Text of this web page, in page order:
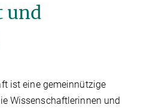
und
ist eine gemeinnützige
Wissenschaftlerinnen und